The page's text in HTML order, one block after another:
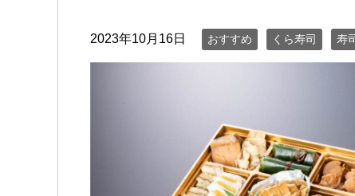
2023年10月16日 おすすめ くら寿司 寿